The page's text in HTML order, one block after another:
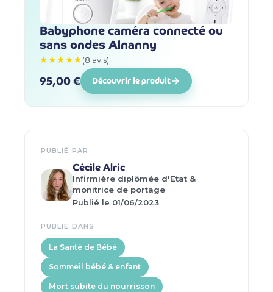
Babyphone caméra connecté ou
sans ondes Alnanny
★★★★★(8 avis)
95,00 € Découvrir le produit
PUBLIÉ PAR
Cécile Alric
Infirmière diplômée d'Etat &
monitrice de portage
Publié le 01/06/2023
PUBLIÉ DANS
La Santé de Bébé
Sommeil bébé & enfant
Mort subite du nourrisson